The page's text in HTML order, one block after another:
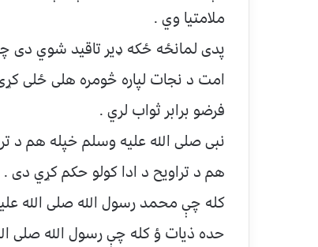
ملامتيا وي .
پدی لمانځه ځکه ډير تاقيد شوي دی
امت د نجات لپاره څومره هلی ځلی
فرضو برابر ثواب لري .
نبی صلی الله عليه وسلم خپله هم د
هم د تراويح د ادا کولو حکم کړي دی .
کله چې محمد رسول الله صلی الله
حده ذيات ؤ کله چې رسول الله صلی